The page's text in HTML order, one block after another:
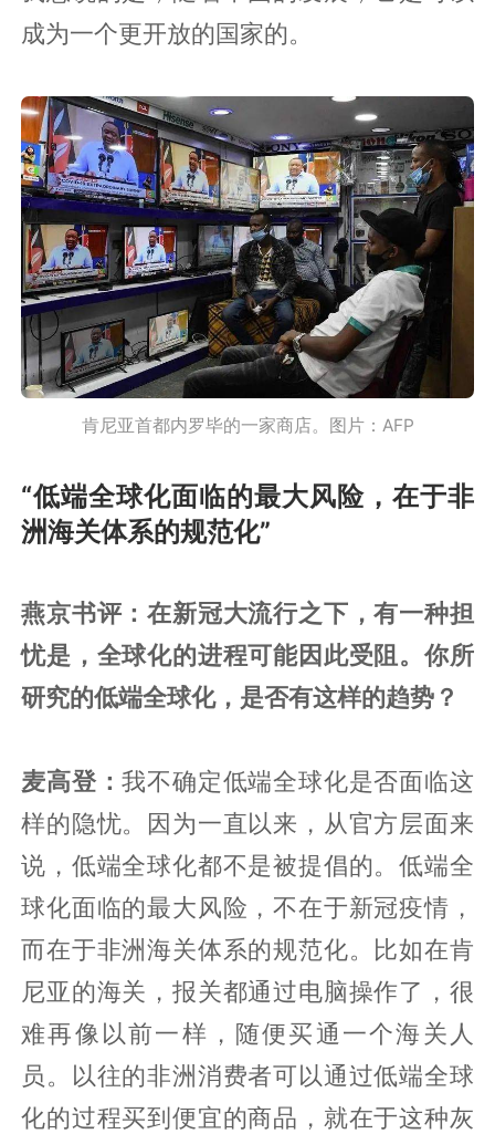
成为一个更开放的国家的。
肯尼亚首都内罗毕的一家商店。图片：AFP
“低端全球化面临的最大风险，在于非
洲海关体系的规范化”
燕京书评：在新冠大流行之下，有一种担
忧是，全球化的进程可能因此受阻。你所
研究的低端全球化，是否有这样的趋势？
麦高登：我不确定低端全球化是否面临这
样的隐忧。因为一直以来，从官方层面来
说，低端全球化都不是被提倡的。低端全
球化面临的最大风险，不在于新冠疫情，
而在于非洲海关体系的规范化。比如在肯
尼亚的海关，报关都通过电脑操作了，很
难再像以前一样，随便买通一个海关人
员。以往的非洲消费者可以通过低端全球
化的过程买到便宜的商品，就在于这种灰